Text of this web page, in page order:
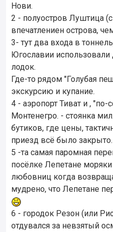
Нови.
2 - полуостров Луштица
впечатлениен острова,
3- тут два входа в
Югославии
лодок.
Где-то рядом "Голубая
экскурсию и купание.
4 - аэропорт Тиват и , "по-
Монтенегро. - стоянка
бутиков, где цены,
приезд всё было закрыто.
5 -та самая паромная
посёлке Лепетане
любовниц когда
мудрено, что Лепетане
6 - городок Резон (или
отдувался за невзятый